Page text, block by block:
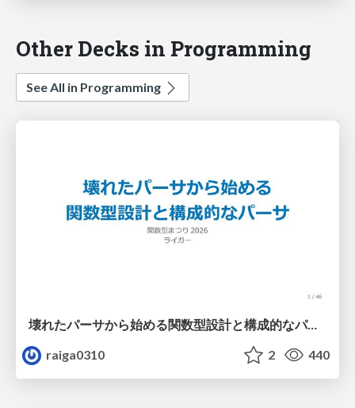
Other Decks in Programming
See All in Programming
壊れたパーサから始める関数型設計と構成的なパーサ #fp_matsuri
raiga0310
2 440